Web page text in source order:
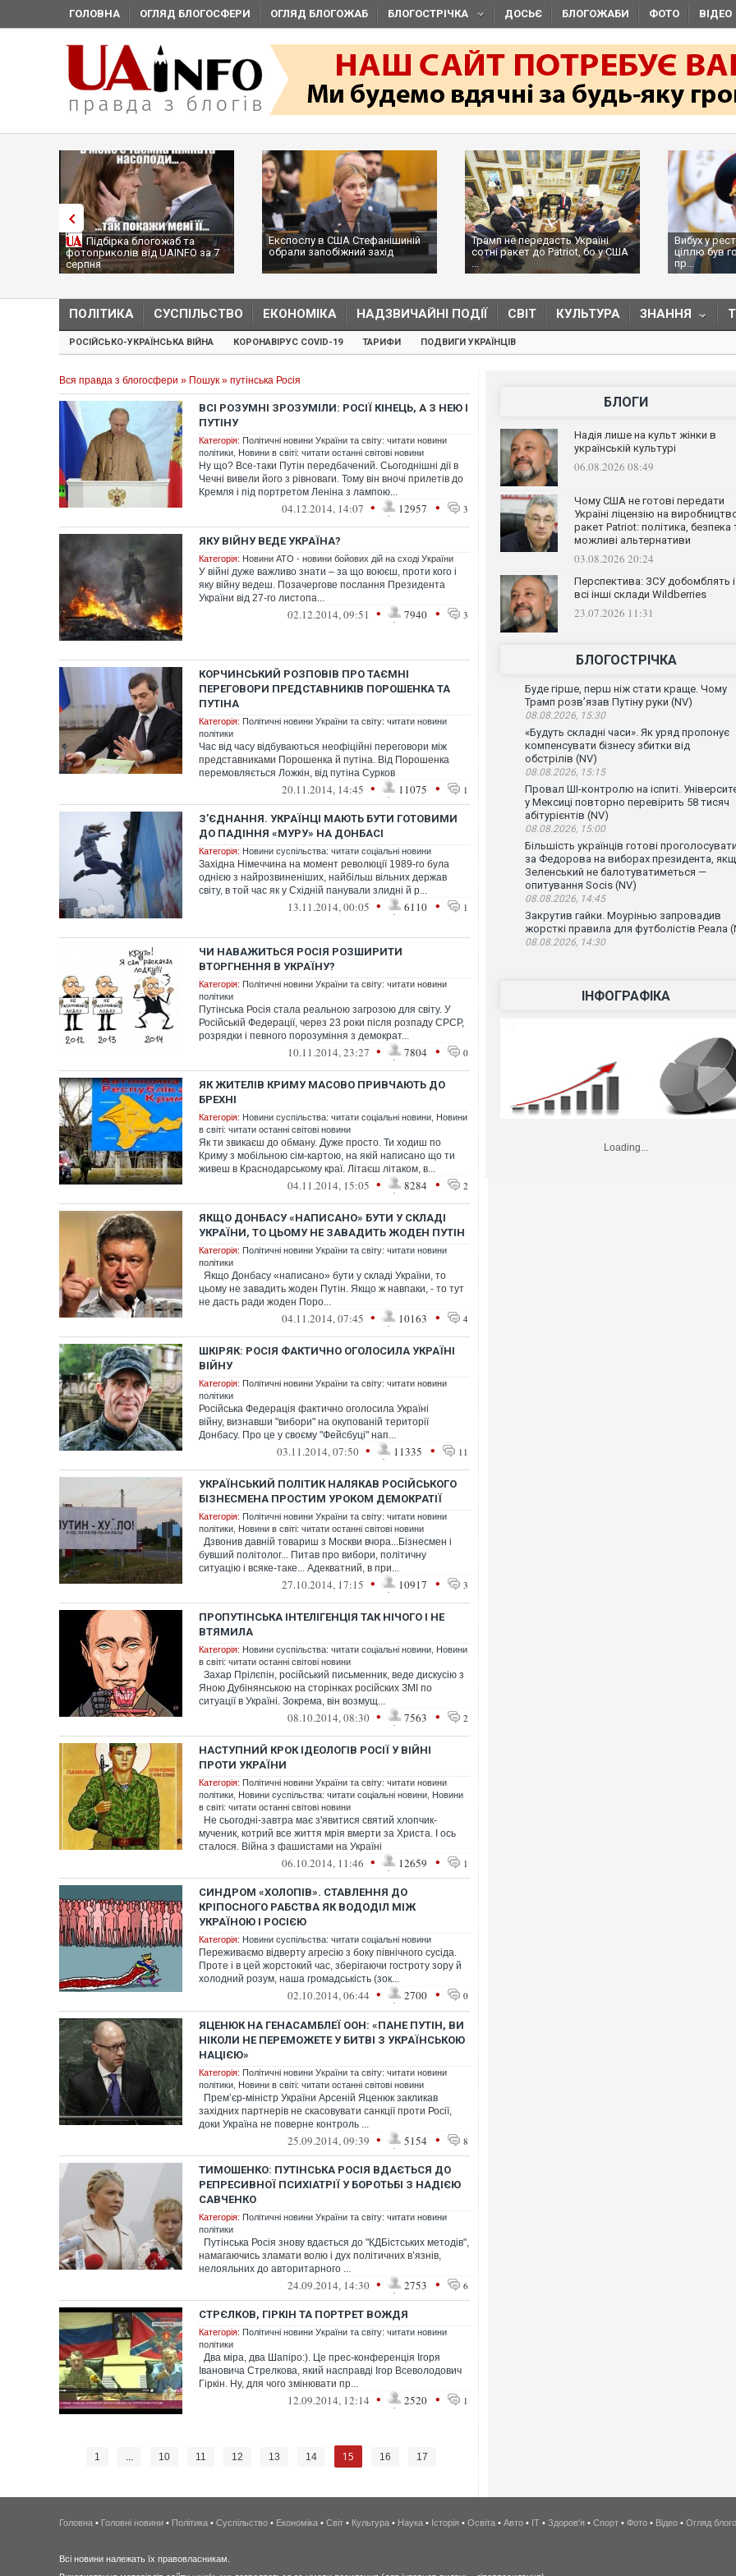
ГОЛОВНА ОГЛЯД БЛОГОСФЕРИ ОГЛЯД БЛОГОЖАБ БЛОГОСТРІЧКА ДОСЬЄ БЛОГОЖАБИ ФОТО ВІДЕО
Підбірка блогожаб та
фотоприколів від UAINFO за 7
серпня
Експослу в США Стефанішиній
обрали запобіжний захід
Трамп не передасть Україні
сотні ракет до Patriot, бо у США
...
Вибух у
ціллю був
пр...
ПОЛІТИКА СУСПІЛЬСТВО ЕКОНОМІКА НАДЗВИЧАЙНІ ПОДІЇ СВІТ КУЛЬТУРА ЗНАННЯ
РОСІЙСЬКО-УКРАЇНСЬКА ВІЙНА КОРОНАВІРУС COVID-19 ТАРИФИ ПОДВИГИ УКРАЇНЦІВ
Вся правда з блогосфери » Пошук » путінська Росія
ВСІ РОЗУМНІ ЗРОЗУМІЛИ: РОСІЇ КІНЕЦЬ, А З НЕЮ І
ПУТІНУ
Категорія: Політичні новини України та світу: читати новини
політики Новини в світі: читати останні світові новини
Ну що? Все-таки Путін передбачений. Сьогоднішні дії в
Чечні вивели його з рівноваги. Тому він вночі прилетів до
Кремля і під портретом Леніна з лампою...
04.12.2014, 14:07 • 12957 • 3
ЯКУ ВІЙНУ ВЕДЕ УКРАЇНА?
Категорія: Новини АТО - новини бойових дій на сході України
У війні дуже важливо знати – за що воюєш, проти кого і
яку війну ведеш. Позачергове послання Президента
України від 27-го листопа...
02.12.2014, 09:51 • 7940 • 3
КОРЧИНСЬКИЙ РОЗПОВІВ ПРО ТАЄМНІ
ПЕРЕГОВОРИ ПРЕДСТАВНИКІВ ПОРОШЕНКА ТА
ПУТІНА
Категорія: Політичні новини України та світу: читати новини
політики
Час від часу відбуваються неофіційні переговори між
представниками Порошенка й путіна. Від Порошенка
перемовляється Ложкін, від путіна Сурков
20.11.2014, 14:45 • 11075 • 1
З’ЄДНАННЯ. УКРАЇНЦІ МАЮТЬ БУТИ ГОТОВИМИ
ДО ПАДІННЯ «МУРУ» НА ДОНБАСІ
Категорія: Новини суспільства: читати соціальні новини
Західна Німеччина на момент революції 1989-го була
однією з найрозвиненіших, найбільш вільних держав
світу, в той час як у Східній панували злидні й р...
13.11.2014, 00:05 • 6110 • 1
ЧИ НАВАЖИТЬСЯ РОСІЯ РОЗШИРИТИ
ВТОРГНЕННЯ В УКРАЇНУ?
Категорія: Політичні новини України та світу: читати новини
політики
Путінська Росія стала реальною загрозою для світу. У
Російській Федерації, через 23 роки після розпаду СРСР,
розрядки і певного порозуміння з демократ...
10.11.2014, 23:27 • 7804 • 0
ЯК ЖИТЕЛІВ КРИМУ МАСОВО ПРИВЧАЮТЬ ДО
БРЕХНІ
Категорія: Новини суспільства: читати соціальні новини Новини
в світі: читати останні світові новини
Як ти звикаєш до обману. Дуже просто. Ти ходиш по
Криму з мобільною сім-картою, на якій написано що ти
живеш в Краснодарському краї. Літаєш літаком, в...
04.11.2014, 15:05 • 8284 • 2
ЯКЩО ДОНБАСУ «НАПИСАНО» БУТИ У СКЛАДІ
УКРАЇНИ, ТО ЦЬОМУ НЕ ЗАВАДИТЬ ЖОДЕН ПУТІН
Категорія: Політичні новини України та світу: читати новини
політики
Якщо Донбасу «написано» бути у складі України, то
цьому не завадить жоден Путін. Якщо ж навпаки, - то тут
не дасть ради жоден Поро...
04.11.2014, 07:45 • 10163 • 4
ШКІРЯК: РОСІЯ ФАКТИЧНО ОГОЛОСИЛА УКРАЇНІ
ВІЙНУ
Категорія: Політичні новини України та світу: читати новини
політики
Російська Федерація фактично оголосила Україні
війну, визнавши "вибори" на окупованій території
Донбасу. Про це у своєму "Фейсбуці" нап...
03.11.2014, 07:50 • 11335 • 11
УКРАЇНСЬКИЙ ПОЛІТИК НАЛЯКАВ РОСІЙСЬКОГО
БІЗНЕСМЕНА ПРОСТИМ УРОКОМ ДЕМОКРАТІЇ
Категорія: Політичні новини України та світу: читати новини
політики Новини в світі: читати останні світові новини
Дзвонив давній товариш з Москви вчора...Бізнесмен і
бувший політолог... Питав про вибори, політичну
ситуацію і всяке-таке... Адекватний, в при...
27.10.2014, 17:15 • 10917 • 3
ПРОПУТІНСЬКА ІНТЕЛІГЕНЦІЯ ТАК НІЧОГО І НЕ
ВТЯМИЛА
Категорія: Новини суспільства: читати соціальні новини Новини
в світі: читати останні світові новини
Захар Прілєпін, російський письменник, веде дискусію з
Яною Дубінянською на сторінках російских ЗМІ по
ситуації в Україні. Зокрема, він возмущ...
08.10.2014, 08:30 • 7563 • 2
НАСТУПНИЙ КРОК ІДЕОЛОГІВ РОСІЇ У ВІЙНІ
ПРОТИ УКРАЇНИ
Категорія: Політичні новини України та світу: читати новини
політики Новини суспільства: читати соціальні новини Новини
в світі: читати останні світові новини
Не сьогодні-завтра має з'явитися святий хлопчик-
мученик, котрий все життя мрія вмерти за Христа. І ось
сталося. Війна з фашистами на Україні
06.10.2014, 11:46 • 12659 • 1
СИНДРОМ «ХОЛОПІВ». СТАВЛЕННЯ ДО
КРІПОСНОГО РАБСТВА ЯК ВОДОДІЛ МІЖ
УКРАЇНОЮ І РОСІЄЮ
Категорія: Новини суспільства: читати соціальні новини
Переживаємо відверту агресію з боку північного сусіда.
Проте і в цей жорстокий час, зберігаючи гостроту зору й
холодний розум, наша громадськість (зок...
02.10.2014, 06:44 • 2700 • 0
ЯЦЕНЮК НА ГЕНАСАМБЛЕЇ ООН: «ПАНЕ ПУТІН, ВИ
НІКОЛИ НЕ ПЕРЕМОЖЕТЕ У БИТВІ З УКРАЇНСЬКОЮ
НАЦІЄЮ»
Категорія: Політичні новини України та світу: читати новини
політики Новини в світі: читати останні світові новини
Прем’єр-міністр України Арсеній Яценюк закликав
західних партнерів не скасовувати санкції проти Росії,
доки Україна не поверне контроль ...
25.09.2014, 09:39 • 5154 • 8
ТИМОШЕНКО: ПУТІНСЬКА РОСІЯ ВДАЄТЬСЯ ДО
РЕПРЕСИВНОЇ ПСИХІАТРІЇ У БОРОТЬБІ З НАДІЄЮ
САВЧЕНКО
Категорія: Політичні новини України та світу: читати новини
політики
Путінська Росія знову вдається до "КДБістських методів",
намагаючись зламати волю і дух політичних в’язнів,
нелояльних до авторитарного ...
24.09.2014, 14:30 • 2753 • 6
СТРЄЛКОВ, ГІРКІН ТА ПОРТРЕТ ВОЖДЯ
Категорія: Політичні новини України та світу: читати новини
політики
Два міра, два Шапіро:). Це прес-конференція Ігоря
Івановича Стрелкова, який насправді Ігор Всеволодович
Гіркін. Ну, для чого змінювати пр...
12.09.2014, 12:14 • 2520 • 1
1 ... 10 11 12 13 14 15 16 17
БЛОГИ
Надія лише на культ жінки в
українській культурі
06.08.2026 08:49
Чому США не готові передати
Україні ліцензію на
ракет Patriot: політика, безпека
можливі альтернативи
03.08.2026 20:24
Перспектива: ЗСУ добомблять і
всі інші склади Wildberries
23.07.2026 11:31
БЛОГОСТРІЧКА
Буде гірше, перш ніж стати краще. Чому
Трамп розв’язав Путіну руки (NV)
08.08.2026, 15:30
«Будуть складні часи». Як уряд пропонує
компенсувати бізнесу збитки від
обстрілів (NV)
08.08.2026, 15:15
Провал ШІ-контролю на іспиті.
у Мексиці повторно перевірить 58 тисяч
абітурієнтів (NV)
08.08.2026, 15:00
Більшість українців готові проголосувати
за Федорова на виборах президента,
Зеленський не балотуватиметься —
опитування Socis (NV)
08.08.2026, 14:45
Закрутив гайки. Моурінью запровадив
жорсткі правила для футболістів Реала
08.08.2026, 14:30
ІНФОГРАФІКА
Loading...
Ворог завдав комбінованого
двоє поранених. Ще
після атаки БПЛА по ринку
Вже вивели на тести: Ferrari
Головна • Головні новини • Політика • Суспільство • Економіка • Світ • Культура • Наука • Історія • Освіта • Авто • IT • Здоров'я • Спорт • Фото • Відео • Огляд
Всі новини належать їх правовласникам.